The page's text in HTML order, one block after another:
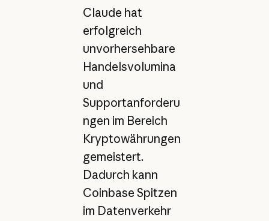
Claude hat
erfolgreich
unvorhersehbare
Handelsvolumina
und
Supportanforderu
ngen im Bereich
Kryptowährungen
gemeistert.
Dadurch kann
Coinbase Spitzen
im Datenverkehr